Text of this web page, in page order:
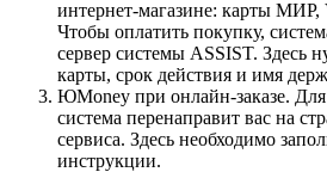
интернет-магазине: карты МИР,
Чтобы оплатить покупку,
сервер системы ASSIST. Здесь
карты, срок действия и имя
ЮMoney при онлайн-заказе.
система перенаправит вас на
сервиса. Здесь необходимо
инструкции.